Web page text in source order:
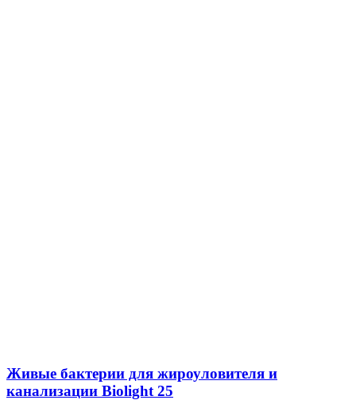
Живые бактерии для жироуловителя и
канализации Biolight 25